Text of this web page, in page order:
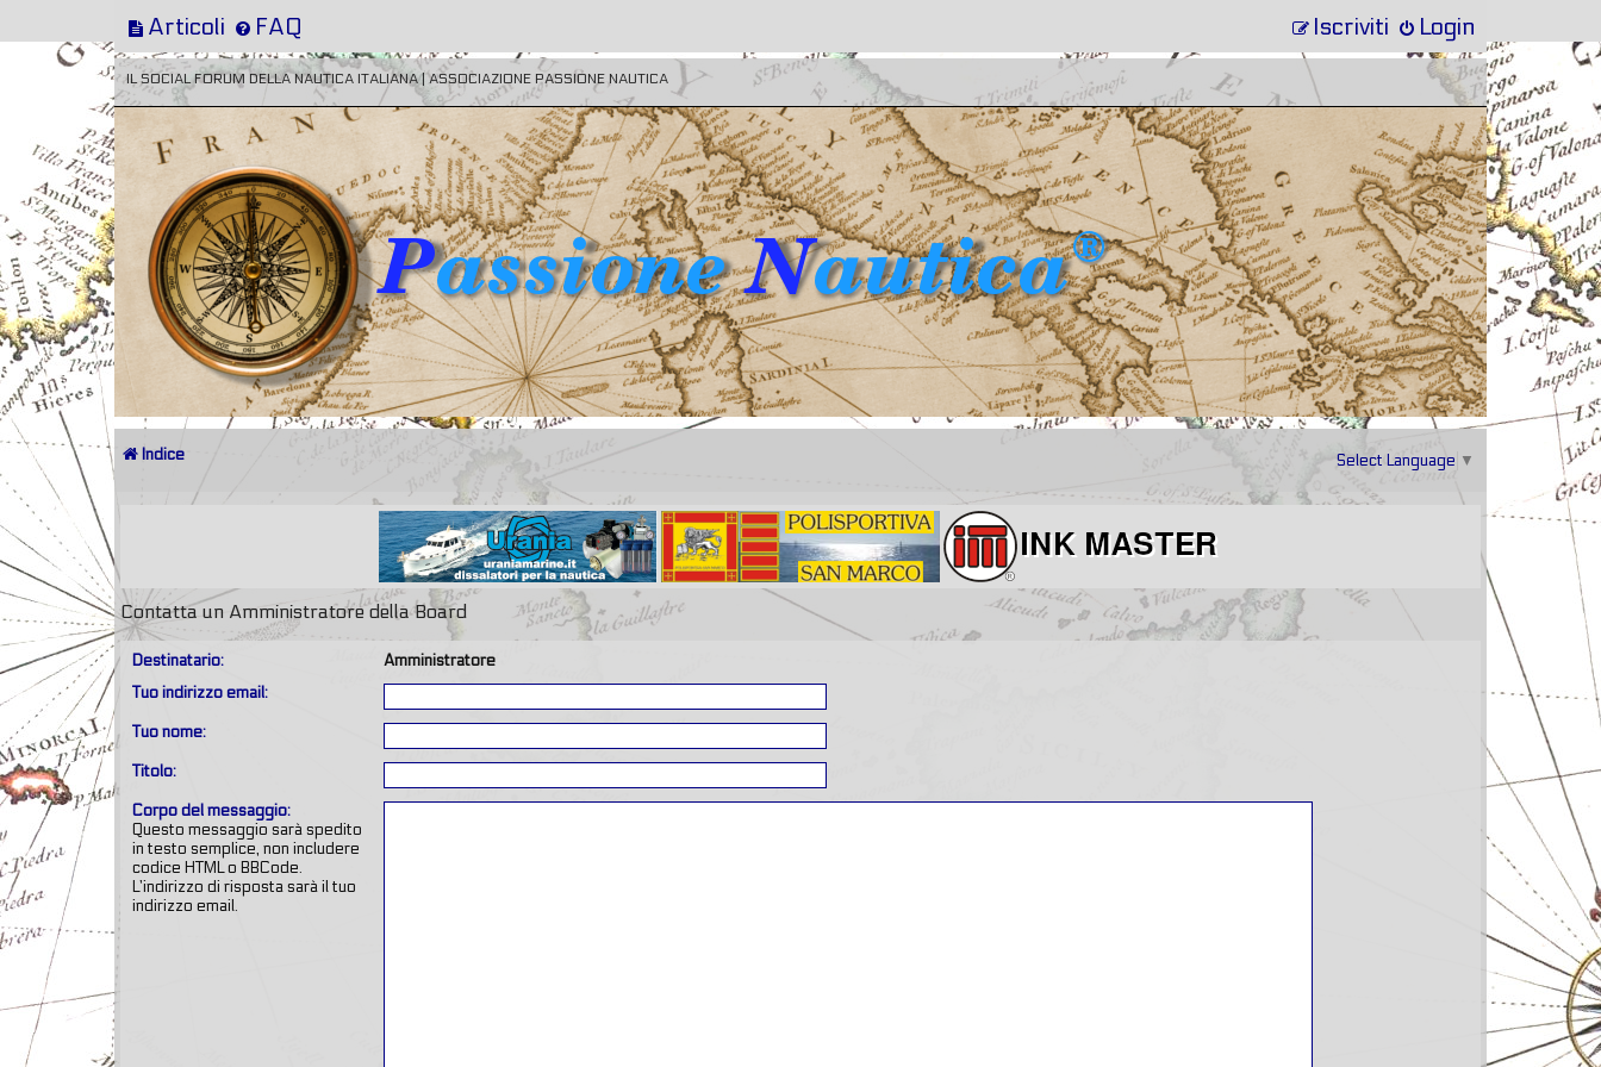
Articoli FAQ Login
Iscriviti
IL SOCIAL FORUM DELLA NAUTICA ITALIANA | ASSOCIAZIONE PASSIONE NAUTICA
Indice Select Language ▼
Contatta un Amministratore della Board
Destinatario:
Amministratore
Tuo indirizzo email:
Tuo nome:
Titolo:
Corpo del messaggio:
Questo messaggio sarà spedito
in testo semplice, non includere
codice HTML o BBCode.
L’indirizzo di risposta sarà il tuo
indirizzo email.